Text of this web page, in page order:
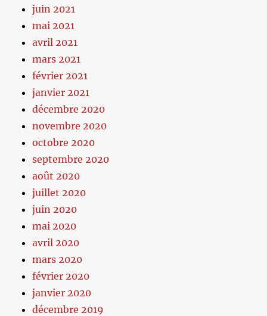
juin 2021
mai 2021
avril 2021
mars 2021
février 2021
janvier 2021
décembre 2020
novembre 2020
octobre 2020
septembre 2020
août 2020
juillet 2020
juin 2020
mai 2020
avril 2020
mars 2020
février 2020
janvier 2020
décembre 2019